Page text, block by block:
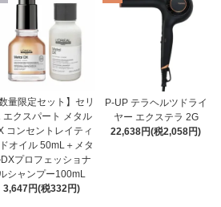
数量限定セット】セリ
エクスパート メタル
コンセントレイティ
オイル 50mL＋メタ
プロフェッショナ
シャンプー100mL
3,647円(税332円)
P-UP テラヘルツドライ
ヤー エクステラ 2G
22,638円(税2,058円)